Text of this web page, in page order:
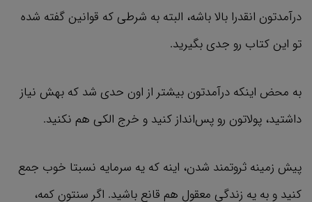
درآمدتون انقدرا بالا باشه، البته به شرطی که قوانین گفته شده
تو این کتاب رو جدی بگیرید.
به محض اینکه درآمدتون بیشتر از اون حدی شد که بهش نیاز
داشتید، پولاتون رو پس‌‌انداز کنید و خرج الکی هم نکنید.
پیش زمینه ثروتمند شدن، اینه که یه سرمایه نسبتا خوب جمع
کنید و به یه زندگی معقول هم قانع باشید. اگر سنتون کمه،